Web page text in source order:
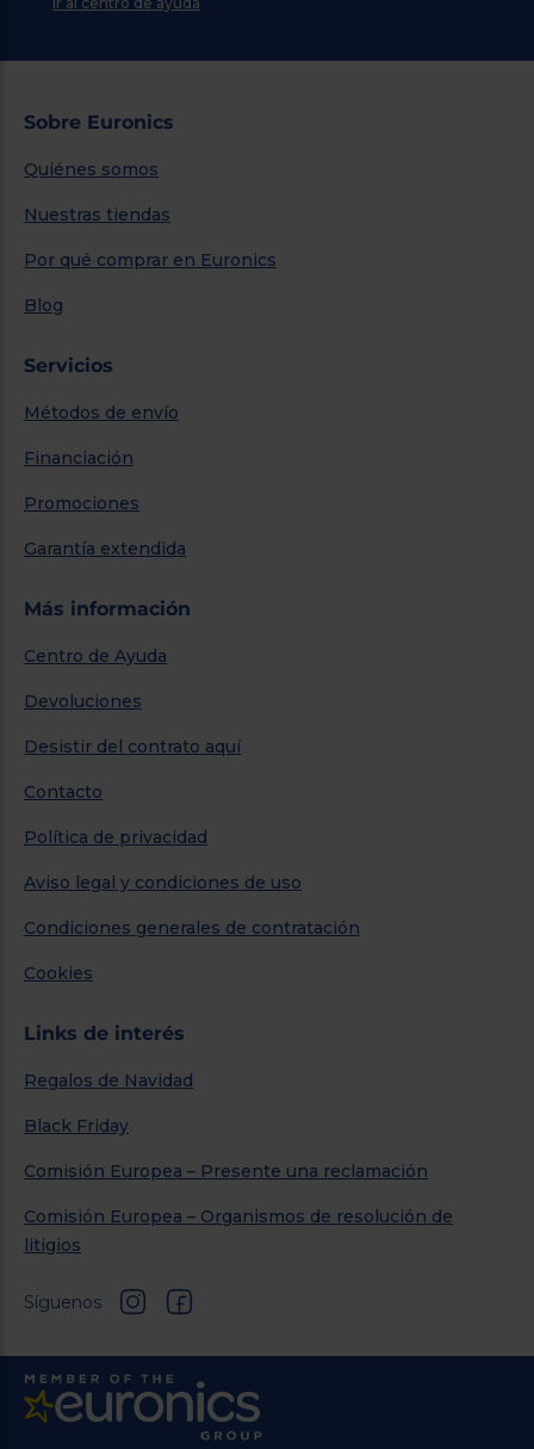
Sobre Euronics
Quiénes somos
Nuestras tiendas
Por qué comprar en Euronics
Blog
Servicios
Métodos de envío
Financiación
Promociones
Garantía extendida
Más información
Centro de Ayuda
Devoluciones
Desistir del contrato aquí
Contacto
Política de privacidad
Aviso legal y condiciones de uso
Condiciones generales de contratación
Cookies
Links de interés
Regalos de Navidad
Black Friday
Comisión Europea – Presente una reclamación
Comisión Europea – Organismos de resolución de
litigios
Síguenos